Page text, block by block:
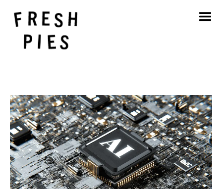
Inicio
Póngase en contacto con